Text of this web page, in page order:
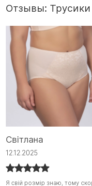
Отзывы: Трусики
Світлана
12.12.2025
Я свій розмір знаю, тому
Я свій розмір знаю, тому